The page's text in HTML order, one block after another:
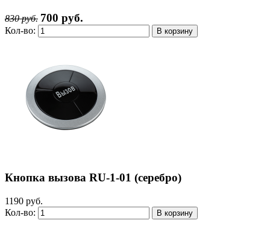
830 руб. 700 руб.
Кол-во:
Кнопка вызова RU-1-01 (серебро)
1190 руб.
Кол-во: